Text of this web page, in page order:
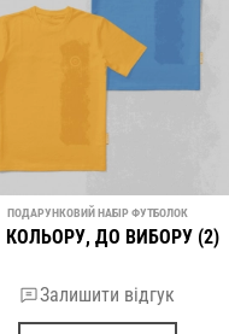
ПОДАРУНКОВИЙ НАБІР ФУТБОЛОК
ДО ВИБОРУ (2)
Залишити відгук